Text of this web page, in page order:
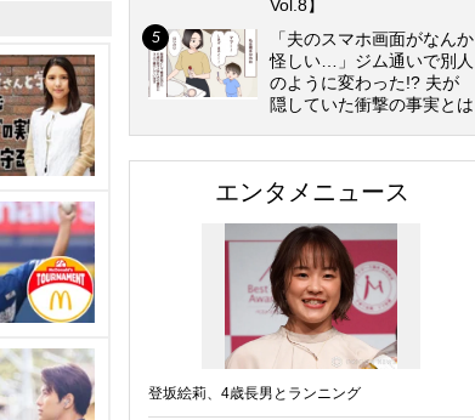
Vol.8】
「夫のスマホ画面がなんか
怪しい…」ジム通いで別人
のように変わった!? 夫が
隠していた衝撃の事実とは
エンタメニュース
登坂絵莉、4歳長男とランニング